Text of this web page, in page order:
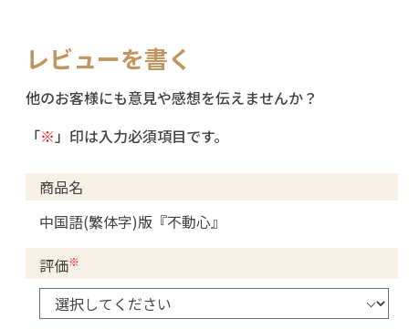
レビューを書く
他のお客様にも意見や感想を伝えませんか？
「※ 」印は入力必須項目です。
商品名
中国語(繁体字)版『不動心』
評価※